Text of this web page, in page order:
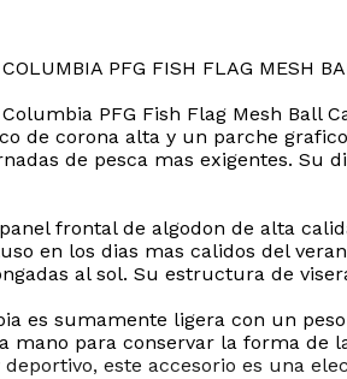
PFG FISH FLAG MESH
PFG Fish Flag Mesh Ball
de corona alta y un parche
de pesca mas exigentes. Su
frontal de algodon de alta
en los dias mas calidos del
al sol. Su estructura de
es sumamente ligera con un
mano para conservar la forma de
este accesorio es una